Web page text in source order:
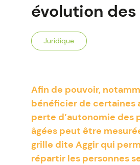
évolution
Juridique
Afin de pouvoir,
bénéficier de certaines
perte d’autonomie des
âgées peut être
grille dite Aggir qui
répartir les personnes